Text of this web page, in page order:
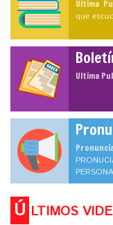
Ultima
que
Ultima
Ú LTIMOS